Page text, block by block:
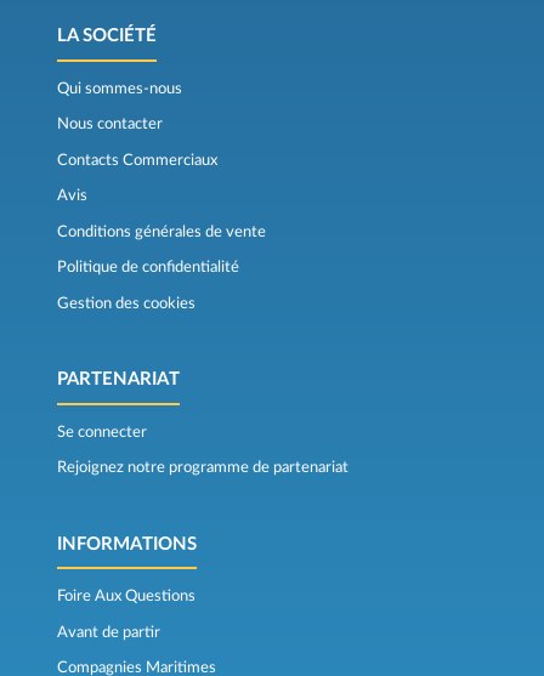
LA SOCIÉTÉ
Qui sommes-nous
Nous contacter
Contacts Commerciaux
Avis
Conditions générales de vente
Politique de confidentialité
Gestion des cookies
PARTENARIAT
Se connecter
Rejoignez notre programme de partenariat
INFORMATIONS
Foire Aux Questions
Avant de partir
Compagnies Maritimes